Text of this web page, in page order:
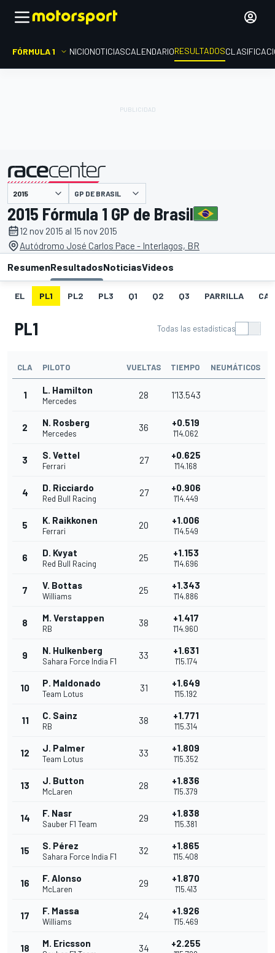
FÓRMULA 1 INICIONOTICIASCALENDARIORESULTADOS
presentado por GP DE BRASIL
2015 Fórmula 1 GP de Brasil
12 nov 2015 al 15 nov 2015
Autódromo José Carlos Pace - Interlagos, BR
ResumenResultadosNoticiasVideos
EL PL1 PL2 PL3 Q1 Q2 Q3 PARRILLA
PL1 Todas las estadísticas
CLA PILOTO VUELTAS TIEMPO NEUMÁTICOS
1 L. Hamilton
Mercedes
28 1'13.543
2 N. Rosberg
Mercedes
36 +0.519
1'14.062
3 S. Vettel
Ferrari
27 +0.625
1'14.168
4 D. Ricciardo
Red Bull Racing
27 +0.906
1'14.449
5 K. Raikkonen
Ferrari
20 +1.006
1'14.549
6 D. Kvyat
Red Bull Racing
25 +1.153
1'14.696
7 V. Bottas
Williams
25 +1.343
1'14.886
8 M. Verstappen
RB
38 +1.417
1'14.960
9 N. Hulkenberg
Sahara Force India F1
33 +1.631
1'15.174
10 P. Maldonado
Team Lotus
31 +1.649
1'15.192
11 C. Sainz
RB
38 +1.771
1'15.314
12 J. Palmer
Team Lotus
33 +1.809
1'15.352
13 J. Button
McLaren
28 +1.836
1'15.379
14 F. Nasr
Sauber F1 Team
29 +1.838
1'15.381
15 S. Pérez
Sahara Force India F1
32 +1.865
1'15.408
16 F. Alonso
McLaren
29 +1.870
1'15.413
17 F. Massa
Williams
24 +1.926
1'15.469
18 M. Ericsson 34 +2.255